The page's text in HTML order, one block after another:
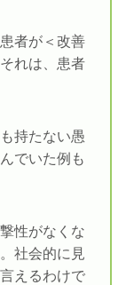
者が＜改善
れは、患者
持たない愚
でいた例も
性がなくな
社会的に見
えるわけで